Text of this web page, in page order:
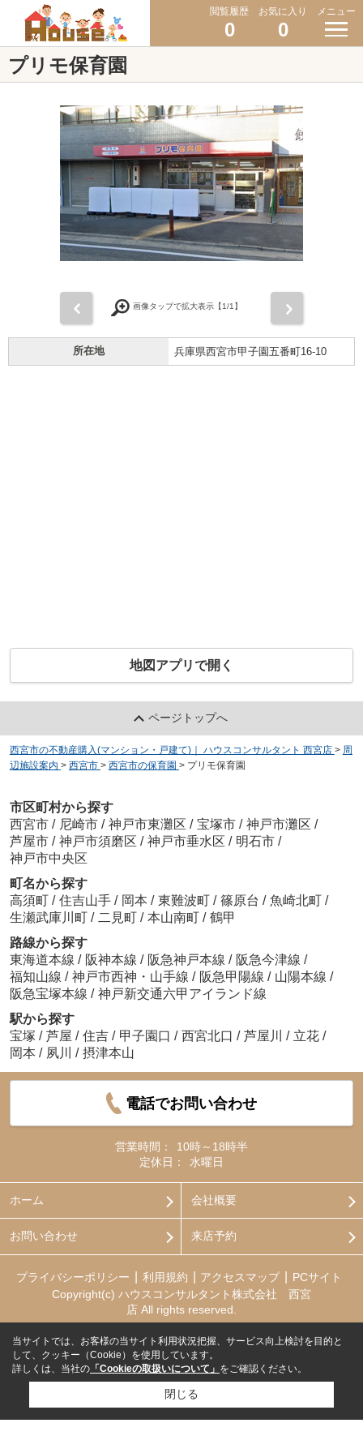
閲覧履歴
0
お気に入り
0
メニュー
プリモ保育園
画像タップで拡大表示【1/1】
所在地 兵庫県西宮市甲子園五番町16-10
地図アプリで開く
ページトップへ
西宮市の不動産購入(マンション・戸建て)｜ ハウスコンサルタント 西宮店 > 周
辺施設案内 > 西宮市 > 西宮市の保育園 > プリモ保育園
市区町村から探す
西宮市 / 尼崎市 / 神戸市東灘区 / 宝塚市 / 神戸市灘区 /
芦屋市 / 神戸市須磨区 / 神戸市垂水区 / 明石市 /
神戸市中央区
町名から探す
高須町 / 住吉山手 / 岡本 / 東難波町 / 篠原台 / 魚崎北町 /
生瀬武庫川町 / 二見町 / 本山南町 / 鶴甲
路線から探す
東海道本線 / 阪神本線 / 阪急神戸本線 / 阪急今津線 /
福知山線 / 神戸市西神・山手線 / 阪急甲陽線 / 山陽本線 /
阪急宝塚本線 / 神戸新交通六甲アイランド線
駅から探す
宝塚 / 芦屋 / 住吉 / 甲子園口 / 西宮北口 / 芦屋川 / 立花 /
岡本 / 夙川 / 摂津本山
電話でお問い合わせ
営業時間：
10時～18時半
定休日：
水曜日
ホーム 会社概要
お問い合わせ 来店予約
プライバシーポリシー 利用規約 アクセスマップ
PCサイト
Copyright(c) ハウスコンサルタント株式会社 西宮
店 All rights reserved.
当サイトでは、お客様の当サイト利用状況把握、サービス向上検討を目的と
して、クッキー（Cookie）を使用しています。
詳しくは、当社の 「Cookieの取扱いについて」 をご確認ください。
閉じる